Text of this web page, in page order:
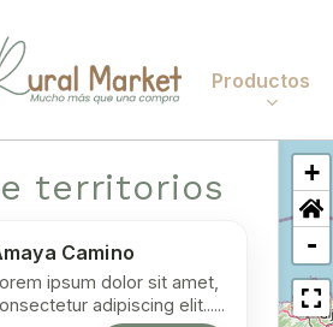
Hit enter
Productos
territorios
Camino
ipsum dolor sit amet,
adipiscing elit......
+
-